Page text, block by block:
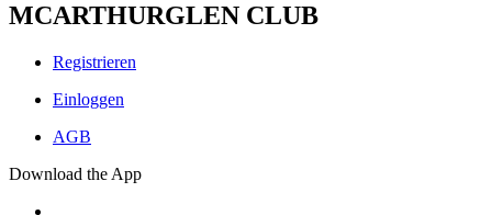
MCARTHURGLEN CLUB
Registrieren
Einloggen
AGB
Download the App